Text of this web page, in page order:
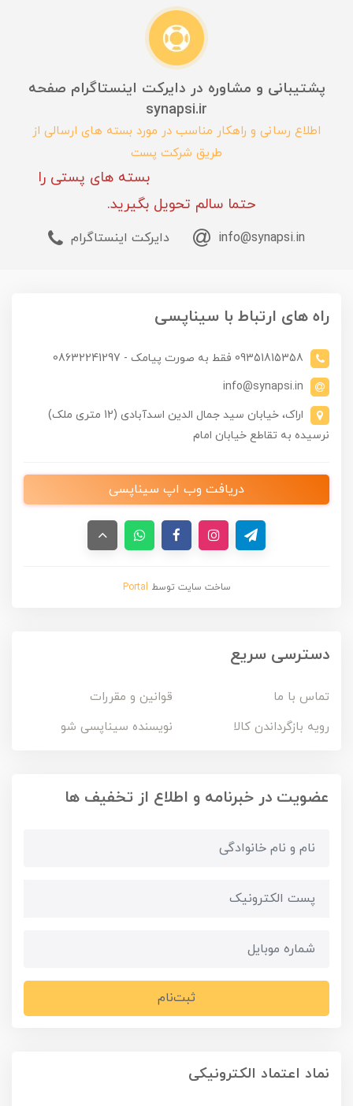
پشتیبانی و مشاوره در دایرکت اینستاگرام صفحه
synapsi.ir
اطلاع رسانی و راهکار مناسب در مورد بسته های ارسالی از
طریق شرکت پست
بسته های پستی را
حتما سالم تحویل بگیرید.
info@synapsi.in دایرکت اینستاگرام
راه های ارتباط با سیناپسی
09351815358 فقط به صورت پیامک - 08632241297
info@synapsi.in
اراک، خیابان سید جمال الدین اسدآبادی (12 متری ملک)
نرسیده به تقاطع خیابان امام
دریافت وب اپ سیناپسی
ساخت سایت توسط Portal
دسترسی سریع
تماس با ما
قوانین و مقررات
رویه بازگرداندن کالا
نویسنده سیناپسی شو
عضویت در خبرنامه و اطلاع از تخفیف ها
ثبت‌نام
نماد اعتماد الکترونیکی